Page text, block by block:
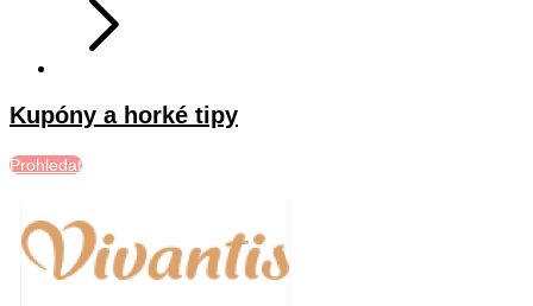
Kupóny a horké tipy
Prohledat